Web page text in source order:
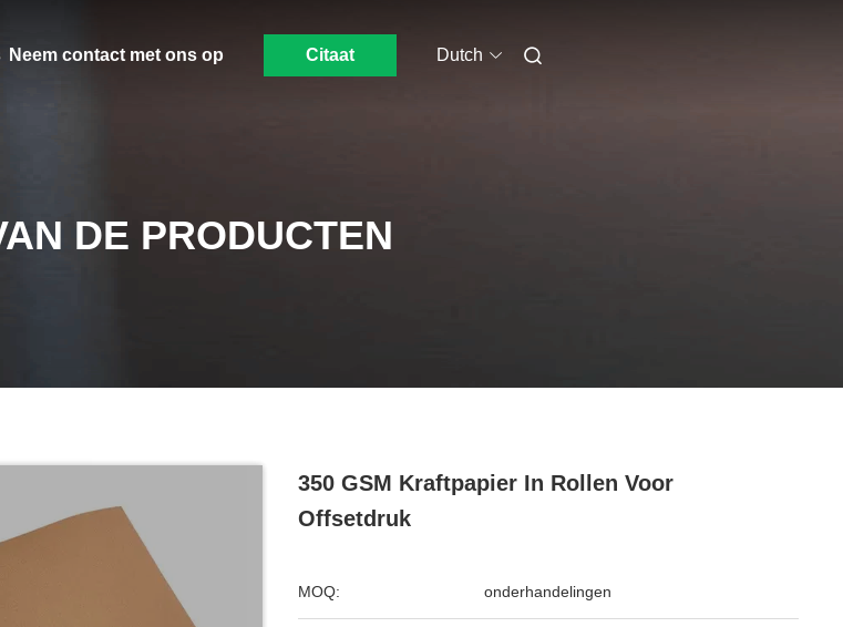
Neem contact met ons op Citaat Dutch
DE PRODUCTEN
350 GSM Kraftpapier In Rollen Voor
Offsetdruk
MOQ: onderhandelingen